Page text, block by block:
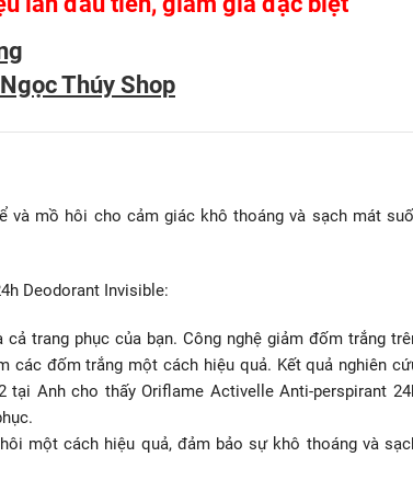
Thúy Shop
và mồ hôi cho cảm giác khô thoáng và sạch mát
Deodorant Invisible:
trang phục của bạn. Công nghệ giảm đốm trắng
các đốm trắng một cách hiệu quả. Kết quả nghiên
Anh cho thấy Oriflame Activelle Anti-perspirant
một cách hiệu quả, đảm bảo sự khô thoáng và